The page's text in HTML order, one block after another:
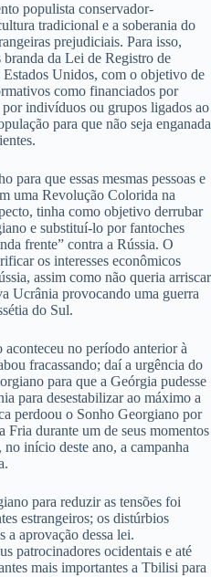
populista conservador-
tradicional e a soberania do
prejudiciais. Para isso,
da Lei de Registro de
Unidos, com o objetivo de
como financiados por
indivíduos ou grupos ligados ao
para que não seja enganada
para que essas mesmas pessoas e
uma Revolução Colorida na
tinha como objetivo derrubar
e substituí-lo por fantoches
frente” contra a Rússia. O
os interesses econômicos
assim como não queria arriscar
Ucrânia provocando uma guerra
do Sul.
no período anterior à
fracassando; daí a urgência do
para que a Geórgia pudesse
para desestabilizar ao máximo a
perdoou o Sonho Georgiano por
Fria durante um de seus momentos
início deste ano, a campanha
para reduzir as tensões foi
estrangeiros; os distúrbios
a aprovação dessa lei.
patrocinadores ocidentais e até
mais importantes a Tbilisi para